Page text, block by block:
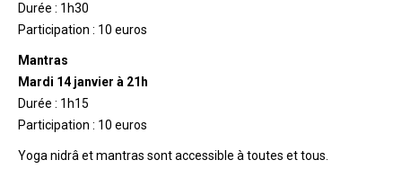
Durée : 1h30
Participation : 10 euros
Mantras
Mardi 14 janvier à 21h
Durée : 1h15
Participation : 10 euros
Yoga nidrâ et mantras sont accessible à toutes et tous.